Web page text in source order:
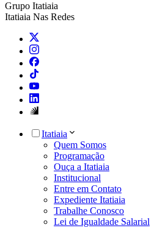
Grupo Itatiaia
Itatiaia Nas Redes
Itatiaia
Quem Somos
Programação
Ouça a Itatiaia
Institucional
Entre em Contato
Expediente Itatiaia
Trabalhe Conosco
Lei de Igualdade Salarial